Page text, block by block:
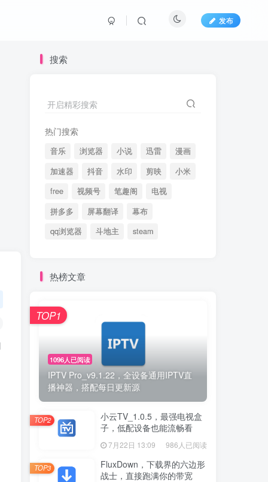
发布
搜索
开启精彩搜索
热门搜索
音乐 浏览器 小说 迅雷
漫画
加速器
抖音 水印 剪映
小米
free
视频号 笔趣阁
电视
拼多多
屏幕翻译
幕布
qq浏览器
斗地主 steam
热榜文章
1096人已阅读
IPTV Pro_v9.1.22，全设备通用IPTV直
播神器，搭配每日更新源
TOP1
小云TV_1.0.5，最强电视盒
子，低配设备也能流畅看
7月22日 13:09 986人已阅读
TOP2
FluxDown，下载界的六边形
战士，直接跑满你的带宽
TOP3